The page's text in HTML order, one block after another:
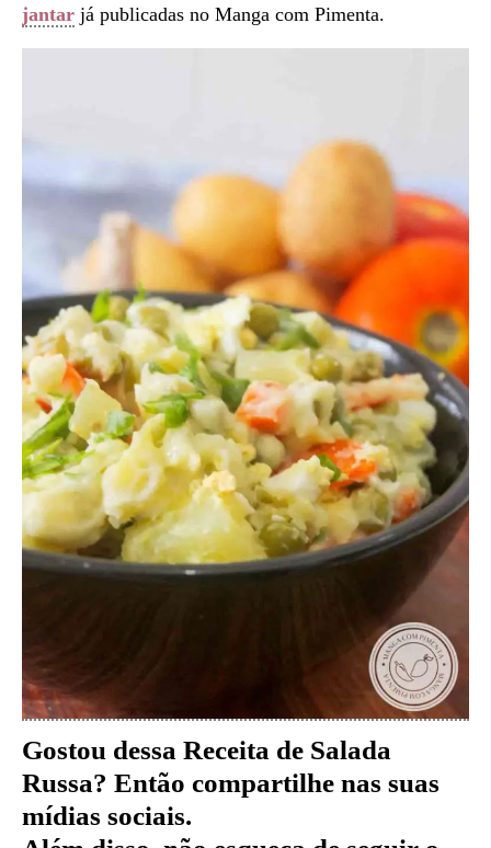
jantar já publicadas no Manga com Pimenta.
Gostou dessa Receita de Salada
Russa? Então compartilhe nas suas
mídias sociais.